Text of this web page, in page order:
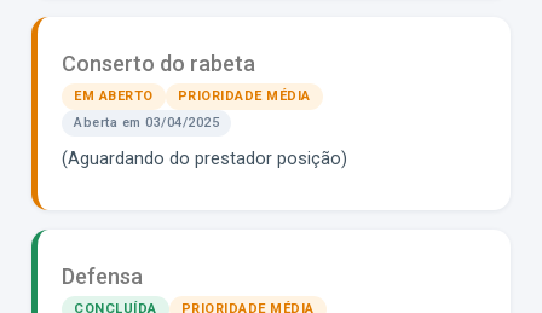
Conserto do rabeta
EM ABERTO
PRIORIDADE MÉDIA
Aberta em 03/04/2025
(Aguardando do prestador posição)
rabeta.mp4
Defensa
CONCLUÍDA PRIORIDADE MÉDIA